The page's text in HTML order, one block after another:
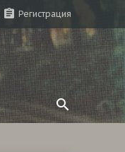
Регистрация